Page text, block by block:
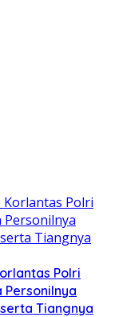
Polri
Personilnya
Tiangnya